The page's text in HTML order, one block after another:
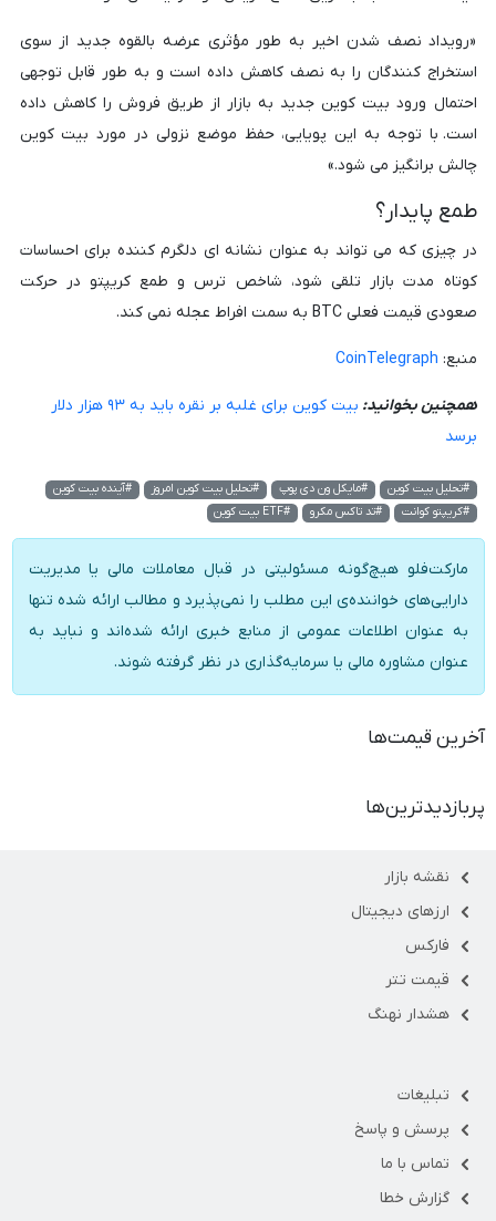
«رویداد نصف شدن اخیر به طور مؤثری عرضه بالقوه جدید از سوی
استخراج کنندگان را به نصف کاهش داده است و به طور قابل توجهی
احتمال ورود بیت کوین جدید به بازار از طریق فروش را کاهش داده
است. با توجه به این پویایی، حفظ موضع نزولی در مورد بیت کوین
چالش برانگیز می شود.»
طمع پایدار؟
در چیزی که می تواند به عنوان نشانه ای دلگرم کننده برای احساسات
کوتاه مدت بازار تلقی شود، شاخص ترس و طمع کریپتو در حرکت
صعودی قیمت فعلی BTC به سمت افراط عجله نمی کند.
منبع: CoinTelegraph
همچنین بخوانید:
بیت کوین برای غلبه بر نقره باید به ۹۳ هزار دلار
برسد
#تحلیل بیت کوین #مایکل ون دی پوپ #تحلیل بیت کوین امروز
#آینده بیت کوین
#کریپتو کوانت
#تد تاکس مکرو #ETF بیت کوین
مارکت‌فلو هیچ‌گونه مسئولیتی در قبال معاملات مالی یا مدیریت
دارایی‌های خواننده‌ی این مطلب را نمی‌پذیرد و مطالب ارائه شده تنها
به عنوان اطلاعات عمومی از منابع خبری ارائه شده‌اند و نباید به
عنوان مشاوره مالی یا سرمایه‌گذاری در نظر گرفته شوند.
آخرین قیمت‌ها
پربازدیدترین‌ها
نقشه بازار
ارزهای دیجیتال
فارکس
قیمت تتر
هشدار نهنگ
تبلیغات
پرسش و پاسخ
تماس با ما
گزارش خطا